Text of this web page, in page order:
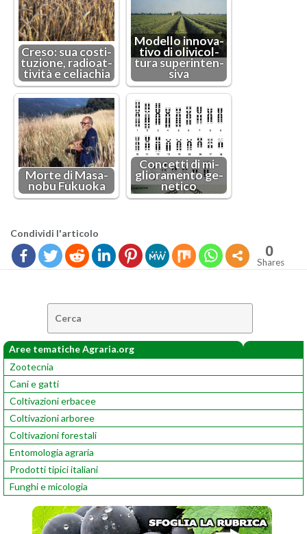
Creso: sua co­sti­
tu­zio­ne, ra­dioat­
ti­vi­tà e ce­lia­chia
Mo­del­lo in­no­va­
ti­vo di oli­vi­col­
tu­ra su­pe­rin­ten­
si­va
Morte di Ma­sa­
no­bu Fu­kuo­ka
Con­cet­ti di mi­
glio­ra­men­to ge­
ne­ti­co
Con­di­vi­di l'ar­ti­co­lo
0
Shares
Aree tematiche Agraria.org
Zootecnia
Cani e gatti
Coltivazioni erbacee
Coltivazioni arboree
Coltivazioni forestali
Entomologia agraria
Prodotti tipici italiani
Funghi e micologia